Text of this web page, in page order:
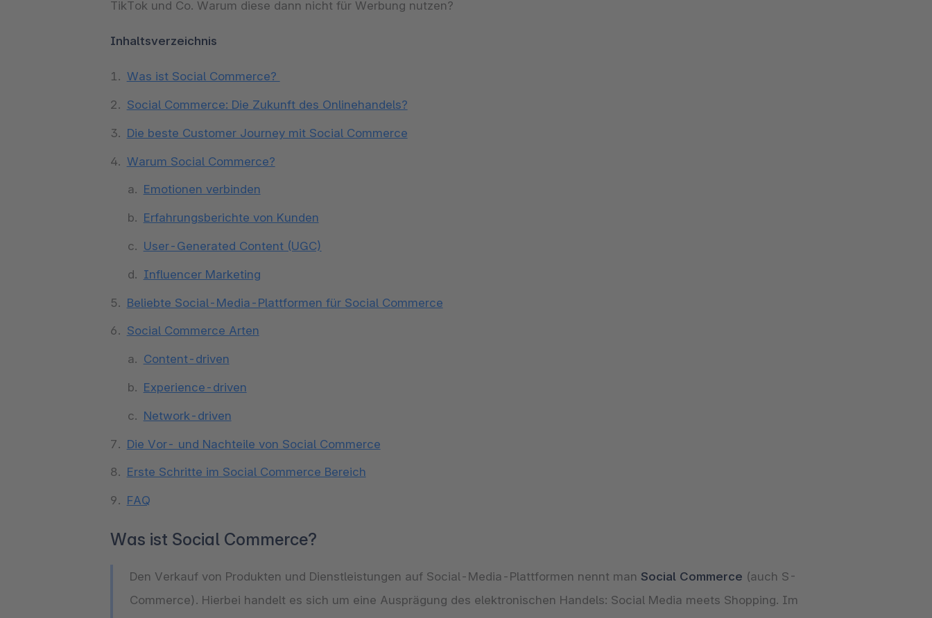
TikTok und Co. Warum diese dann nicht für Werbung nutzen?
Inhaltsverzeichnis
Was ist Social Commerce?
Social Commerce: Die Zukunft des Onlinehandels?
Die beste Customer Journey mit Social Commerce
Warum Social Commerce?
Emotionen verbinden
Erfahrungsberichte von Kunden
User-Generated Content (UGC)
Influencer Marketing
Beliebte Social-Media-Plattformen für Social Commerce
Social Commerce Arten
Content-driven
Experience-driven
Network-driven
Die Vor- und Nachteile von Social Commerce
Erste Schritte im Social Commerce Bereich
FAQ
Was ist Social Commerce?
Den Verkauf von Produkten und Dienstleistungen auf Social-Media-Plattformen nennt man Social Commerce (auch S-
Commerce). Hierbei handelt es sich um eine Ausprägung des elektronischen Handels: Social Media meets Shopping. Im